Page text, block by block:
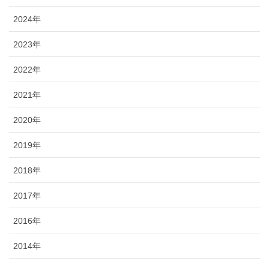
2024年
2023年
2022年
2021年
2020年
2019年
2018年
2017年
2016年
2014年